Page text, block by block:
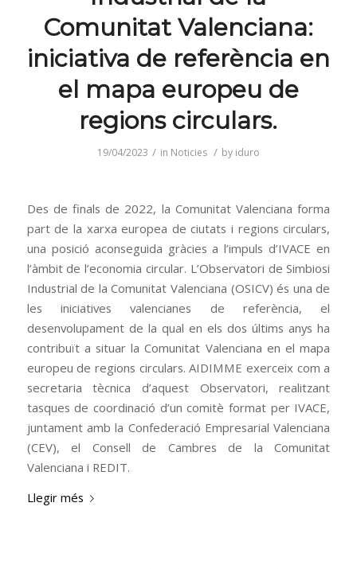
Comunitat Valenciana:
iniciativa de referència en
el mapa europeu de
regions circulars.
19/04/2023 / in Noticies / by iduro
Des de finals de 2022, la Comunitat Valenciana forma
part de la xarxa europea de ciutats i regions circulars,
una posició aconseguida gràcies a l’impuls d’IVACE en
l’àmbit de l’economia circular. L’Observatori de Simbiosi
Industrial de la Comunitat Valenciana (OSICV) és una de
les iniciatives valencianes de referència, el
desenvolupament de la qual en els dos últims anys ha
contribuït a situar la Comunitat Valenciana en el mapa
europeu de regions circulars. AIDIMME exerceix com a
secretaria tècnica d’aquest Observatori, realitzant
tasques de coordinació d’un comitè format per IVACE,
juntament amb la Confederació Empresarial Valenciana
(CEV), el Consell de Cambres de la Comunitat
Valenciana i REDIT.
Llegir més